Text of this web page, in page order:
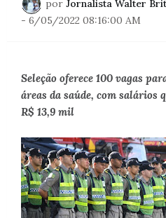
por Jornalista Walter
- 6/05/2022 08:16:00 AM
Seleção oferece 100 vagas
áreas da saúde, com salários
R$ 13,9 mil